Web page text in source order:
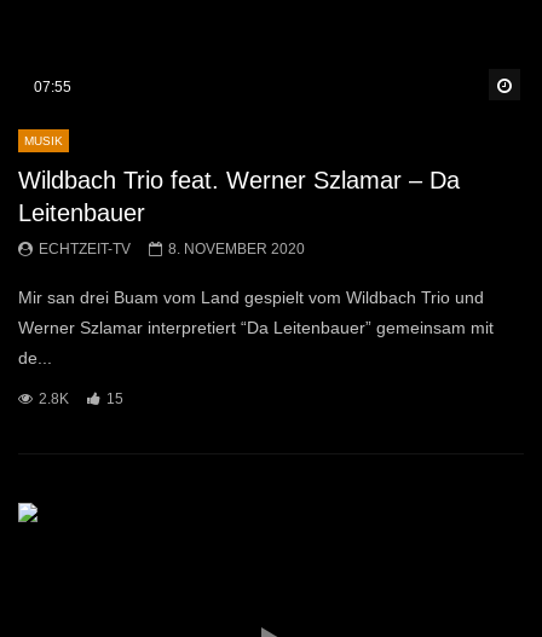
07:55
MUSIK
Wildbach Trio feat. Werner Szlamar – Da
Leitenbauer
ECHTZEIT-TV 8. NOVEMBER 2020
Mir san drei Buam vom Land gespielt vom Wildbach Trio und
Werner Szlamar interpretiert “Da Leitenbauer” gemeinsam mit
de...
2.8K 15